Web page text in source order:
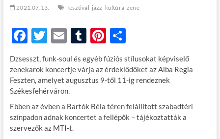
2021.07.13. fesztivál jazz kultúra zene
F
e
b
o
o
k
T
itt
er
E
ail
T
m
bl
Pi
er
es
O
za
m
g
Dzsesszt, funk-soul és egyéb fúziós stílusokat képviselő
zenekarok koncertje várja az érdeklődőket az Alba Regia
Feszten, amelyet augusztus 9-től 11-ig rendeznek
Székesfehérváron.
Ebben az évben a Bartók Béla téren felállított szabadtéri
színpadon adnak koncertet a fellépők – tájékoztatták a
szervezők az MTI-t.